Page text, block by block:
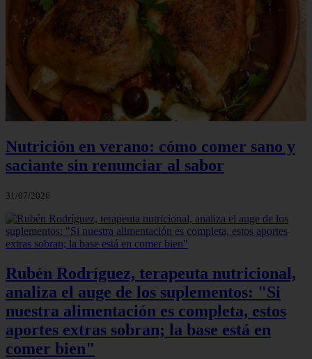
Nutrición en verano: cómo comer sano y
saciante sin renunciar al sabor
31/07/2026
Rubén Rodríguez, terapeuta nutricional,
analiza el auge de los suplementos: "Si
nuestra alimentación es completa, estos
aportes extras sobran; la base está en
comer bien"